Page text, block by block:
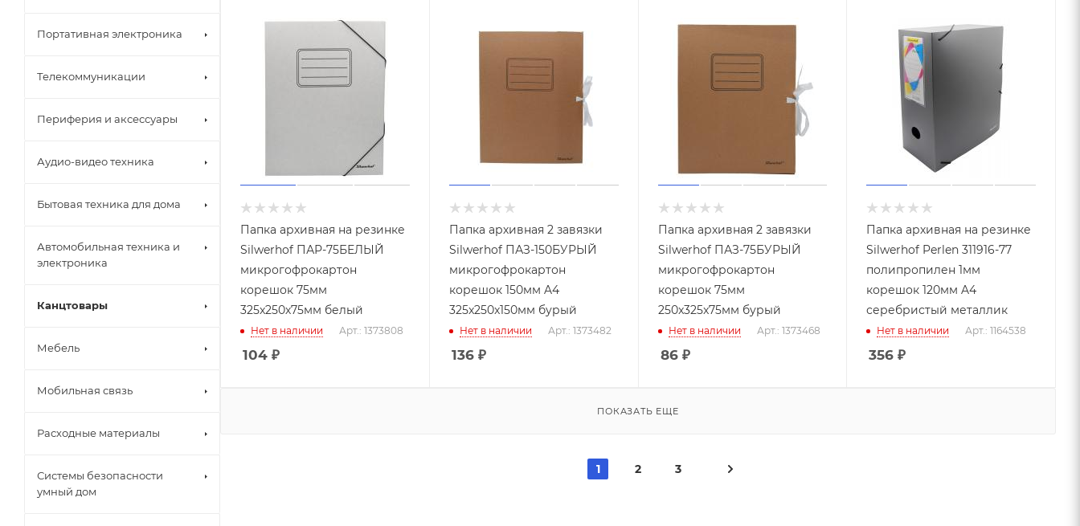
Папка архивная на резинке
Silwerhof ПАР-75БЕЛЫЙ
микрогофрокартон
корешок 75мм
325x250х75мм белый
Нет в наличии Арт.: 1373808
104 ₽
Папка архивная 2 завязки
Silwerhof ПАЗ-150БУРЫЙ
микрогофрокартон
корешок 150мм A4
325x250x150мм бурый
Нет в наличии Арт.: 1373482
136₽
Папка архивная 2 завязки
Silwerhof ПАЗ-75БУРЫЙ
микрогофрокартон
корешок 75мм
250x325x75мм бурый
Нет в наличии Арт.: 1373468
86₽
Папка архивная на резинке
Silwerhof Perlen 311916-77
полипропилен 1мм
корешок 120мм A4
серебристый металлик
Нет в наличии Арт.: 1164538
356 ₽
ПОКАЗАТЬ ЕЩЕ
1 2 3
Портативная электроника
Телекоммуникации
Периферия и аксессуары
Аудио-видео техника
Бытовая техника для дома
Автомобильная техника и
электроника
Канцтовары
Мебель
Мобильная связь
Расходные материалы
Системы безопасности
умный дом